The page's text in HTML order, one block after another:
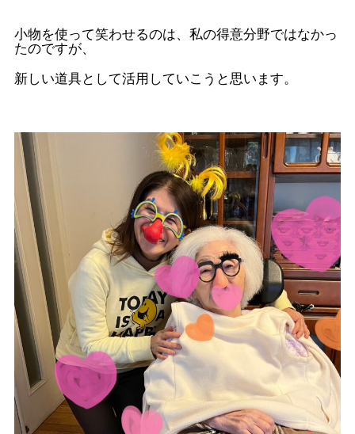
小物を使って笑わせるのは、私の得意分野ではなかっ
たのですが、
新しい道具として活用していこうと思います。